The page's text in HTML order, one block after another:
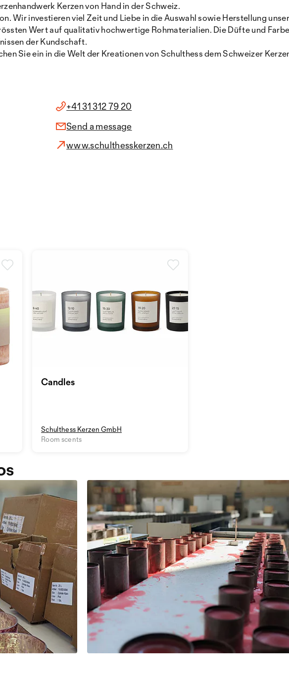
Kerzen von Hand in der Schweiz.
Wir investieren viel Zeit und Liebe in die Auswahl sowie Herstellung
Wert auf qualitativ hochwertige Rohmaterialien. Die Düfte und
der Kundschaft.
Sie ein in die Welt der Kreationen von Schulthess dem Schweizer
+41 31 312 79 20
Send a message
www.schulthesskerzen.ch
Candles
Schulthess Kerzen GmbH
Room scents